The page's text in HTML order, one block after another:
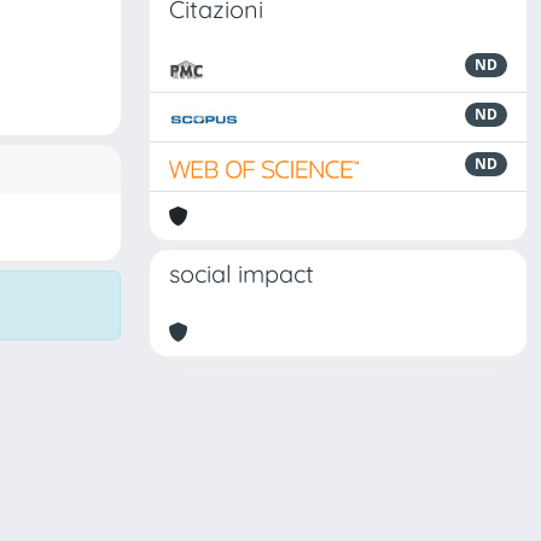
Citazioni
ND
ND
ND
social impact